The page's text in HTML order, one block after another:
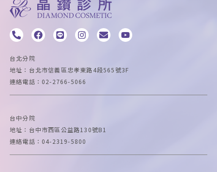
P
h
n
e
-
a
l
F
a
b
o
o
k
L
i
I
n
a
g
r
a
E
n
l
o
e
Y
o
u
b
台北分院
地址：台北市信義區忠孝東路4段565號3F
連絡電話：02-2766-5066
台中分院
地址：台中市西區公益路130號B1
連絡電話：04-2319-5800